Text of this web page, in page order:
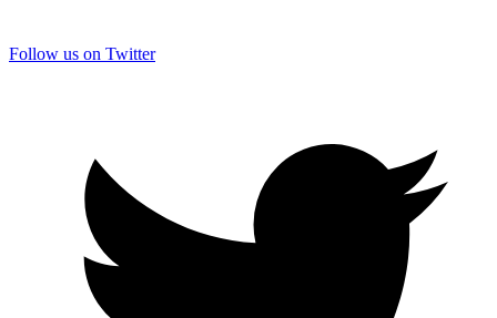
Follow us on Twitter